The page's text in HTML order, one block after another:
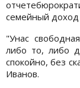
семейный доход
"Унас
либо то, либо
спокойно, без
Иванов.